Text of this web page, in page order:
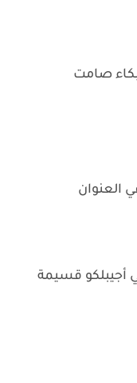
صامت
العنوان
أجيبلكو قسيمة